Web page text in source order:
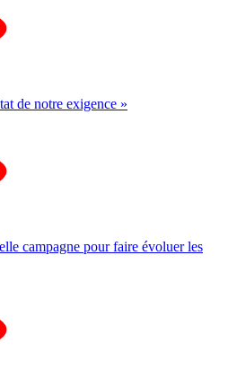
de notre exigence »
campagne pour faire évoluer les